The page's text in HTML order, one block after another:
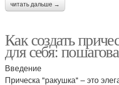
читать дальше →
Как создать
для себя:
Введение
Прическа "ракушка" – это